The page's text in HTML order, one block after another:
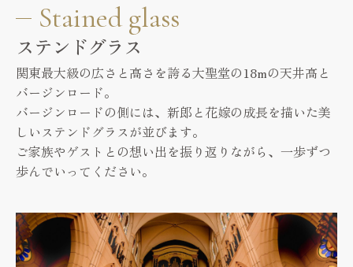
FAQ
見学予約
Reserve
お問い合わせ
Contact
資料請求
Request
運営会社
Stained glass
ステンドグラス
関東最大級の広さと高さを誇る大聖堂の18mの天井高と
バージンロード。
バージンロードの側には、新郎と花嫁の成長を描いた美
しいステンドグラスが並びます。
ご家族やゲストとの想い出を振り返りながら、一歩ずつ
歩んでいってください。